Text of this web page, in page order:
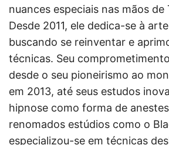
nuances especiais nas mãos de
Desde 2011, ele dedica-se à
buscando se reinventar e
técnicas. Seu
desde o seu pioneirismo ao
em 2013, até seus estudos
hipnose como forma de
renomados estúdios como o
especializou-se em técnicas